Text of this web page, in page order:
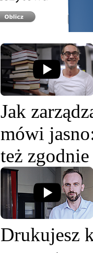
Jak
mówi
też
Drukujesz